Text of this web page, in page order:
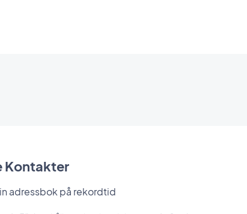
Kontakter
adressbok på rekordtid